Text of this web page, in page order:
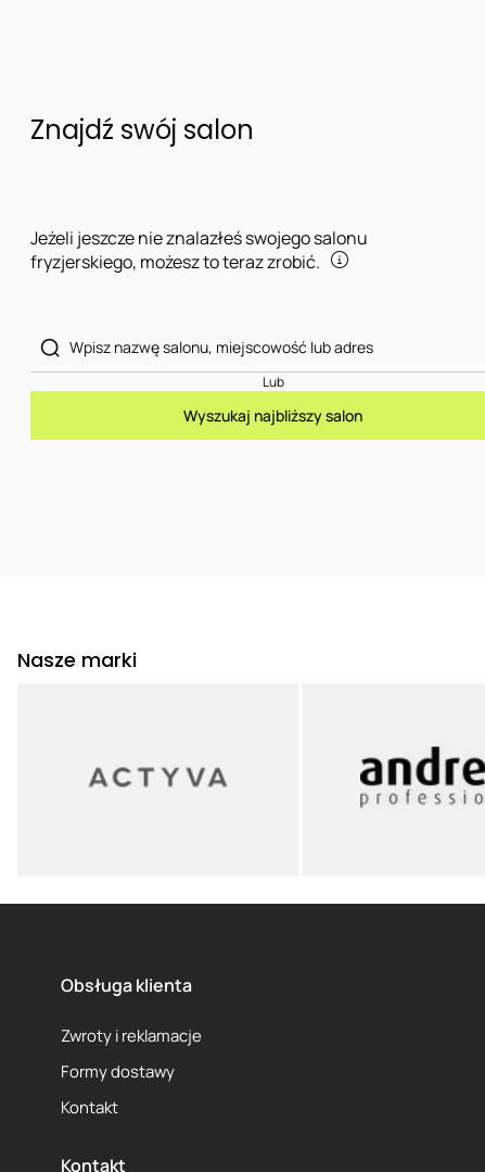
Znajdź swój salon
Jeżeli jeszcze nie znalazłeś swojego salonu
fryzjerskiego, możesz to teraz zrobić.
Lub
Wyszukaj najbliższy salon
Nasze marki
Obsługa klienta
Zwroty i reklamacje
Formy dostawy
Kontakt
Kontakt